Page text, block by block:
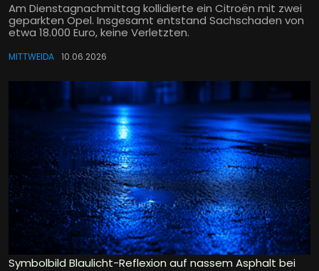
Am Dienstagnachmittag kollidierte ein Citroën mit zwei
geparkten Opel. Insgesamt entstand Sachschaden von
etwa 18.000 Euro, keine Verletzten.
MITTWEIDA 10.06.2026
Symbolbild Blaulicht-Reflexion auf nassem Asphalt bei